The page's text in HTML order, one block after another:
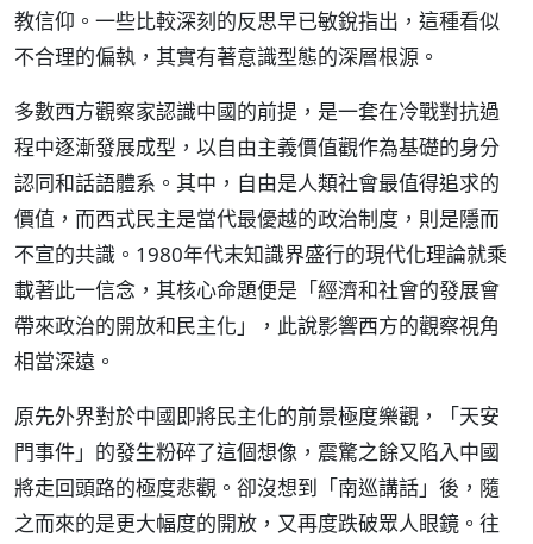
教信仰。一些比較深刻的反思早已敏銳指出，這種看似
不合理的偏執，其實有著意識型態的深層根源。
多數西方觀察家認識中國的前提，是一套在冷戰對抗過
程中逐漸發展成型，以自由主義價值觀作為基礎的身分
認同和話語體系。其中，自由是人類社會最值得追求的
價值，而西式民主是當代最優越的政治制度，則是隱而
不宣的共識。1980年代末知識界盛行的現代化理論就乘
載著此一信念，其核心命題便是「經濟和社會的發展會
帶來政治的開放和民主化」，此說影響西方的觀察視角
相當深遠。
原先外界對於中國即將民主化的前景極度樂觀，「天安
門事件」的發生粉碎了這個想像，震驚之餘又陷入中國
將走回頭路的極度悲觀。卻沒想到「南巡講話」後，隨
之而來的是更大幅度的開放，又再度跌破眾人眼鏡。往